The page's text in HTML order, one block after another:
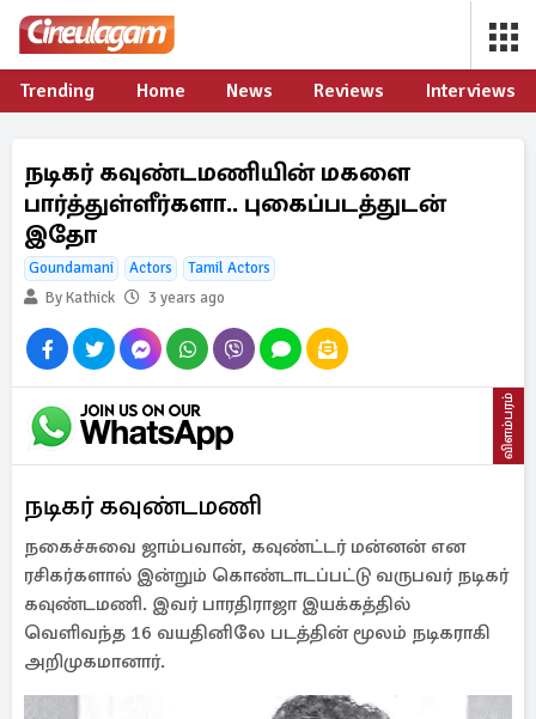
Trending Home News Reviews Interviews
நடிகர் கவுண்டமணியின் மகளை
பார்த்துள்ளீர்களா.. புகைப்படத்துடன்
இதோ
Goundamani Actors
Tamil Actors
By Kathick
3 years ago
விளம்பரம்
நடிகர் கவுண்டமணி
நகைச்சுவை ஜாம்பவான், கவுண்ட்டர் மன்னன் என
ரசிகர்களால் இன்றும் கொண்டாடப்பட்டு வருபவர் நடிகர்
கவுண்டமணி. இவர் பாரதிராஜா இயக்கத்தில்
வெளிவந்த 16 வயதினிலே படத்தின் மூலம் நடிகராகி
அறிமுகமானார்.